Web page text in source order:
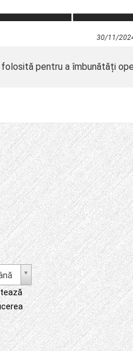
30/11/
pentru a îmbunătăți